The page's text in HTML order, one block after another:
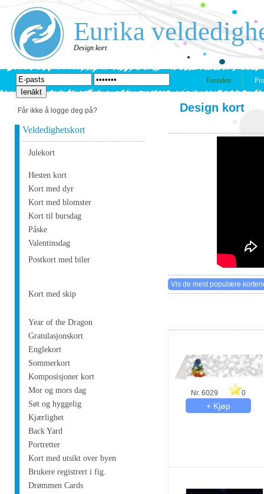
Eurika
Design kort
Forsiden
Får ikke å logge deg på?
Veldedighetskort
Julekort
Hesten kort
Kort med dyr
Kort med blomster
Kort til bursdag
Påske
Valentinsdag
Postkort med biler
Kort med skip
Year of the Dragon
Gratulasjonskort
Englekort
Sommerkort
Komposisjoner kort
Mor og mors dag
Søt og hyggelig
Kjærlighet
Back Yard
Portretter
Kort med utsikt over byen
Brukere registrert i fig.
Drømmen Cards
Design kort
Nr. 6029 0